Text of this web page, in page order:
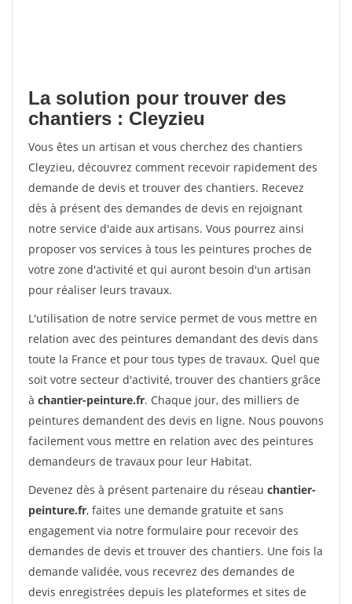
La solution pour trouver des
chantiers : Cleyzieu
Vous êtes un artisan et vous cherchez des chantiers
Cleyzieu, découvrez comment recevoir rapidement des
demande de devis et trouver des chantiers. Recevez
dès à présent des demandes de devis en rejoignant
notre service d'aide aux artisans. Vous pourrez ainsi
proposer vos services à tous les peintures proches de
votre zone d'activité et qui auront besoin d'un artisan
pour réaliser leurs travaux.
L'utilisation de notre service permet de vous mettre en
relation avec des peintures demandant des devis dans
toute la France et pour tous types de travaux. Quel que
soit votre secteur d'activité, trouver des chantiers grâce
à chantier-peinture.fr. Chaque jour, des milliers de
peintures demandent des devis en ligne. Nous pouvons
facilement vous mettre en relation avec des peintures
demandeurs de travaux pour leur Habitat.
Devenez dès à présent partenaire du réseau chantier-
peinture.fr, faites une demande gratuite et sans
engagement via notre formulaire pour recevoir des
demandes de devis et trouver des chantiers. Une fois la
demande validée, vous recevrez des demandes de
devis enregistrées depuis les plateformes et sites de